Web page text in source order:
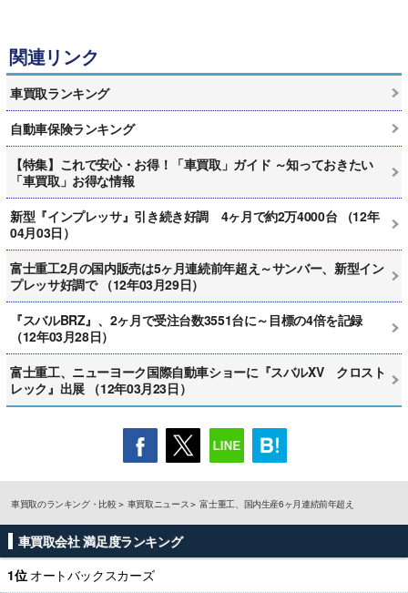
関連リンク
車買取ランキング
自動車保険ランキング
【特集】これで安心・お得！「車買取」ガイド ～知っておきたい
「車買取」お得な情報
新型『インプレッサ』引き続き好調 4ヶ月で約2万4000台 （12年
04月03日）
富士重工2月の国内販売は5ヶ月連続前年超え～サンバー、新型イン
プレッサ好調で （12年03月29日）
『スバルBRZ』、2ヶ月で受注台数3551台に～目標の4倍を記録
（12年03月28日）
富士重工、ニューヨーク国際自動車ショーに『スバルXV クロスト
レック』出展 （12年03月23日）
車買取のランキング・比較 車買取ニュース 富士重工、国内生産6ヶ月連続前年超え
車買取会社 満足度ランキング
1位 オートバックスカーズ